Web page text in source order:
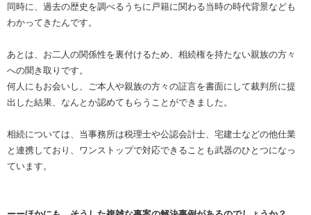
同時に、過去の歴史を調べるうちに戸籍に関わる当時の時代背景なども
わかってきたんです。
あとは、お二人の関係性を裏付けるため、相続権を持たない親族の方々
への聞き取りです。
何人にもお会いし、ご本人や親族の方々の証言を書面にして裁判所に提
出した結果、なんとか認めてもらうことができました。
相続については、当事務所は税理士や公認会計士、宅建士などの他仕業
と連携しており、ワンストップで対応できることも武器のひとつになっ
ています。